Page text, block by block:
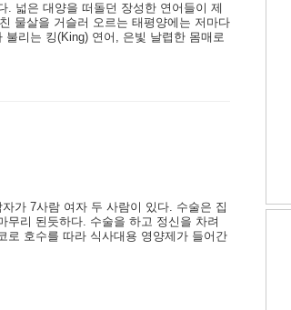
. 넓은 대양을 떠돌던 장성한 연어들이 제
물살을 거슬러 오르는 태평양에는 저마다
리는 킹(King) 연어, 은빛 날렵한 몸매로
가 7사람 여자 두 사람이 있다. 수술은 집
무리 된듯하다. 수술을 하고 정신을 차려
로 호수를 따라 식사대용 영양제가 들어간